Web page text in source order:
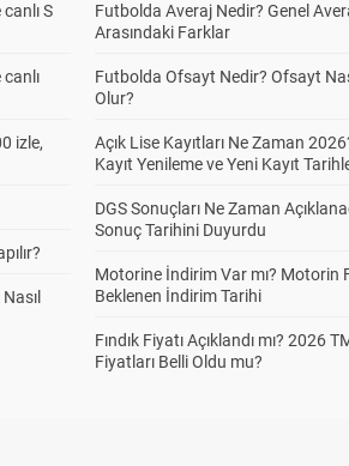
S
izle,
Futbolda Averaj Nedir? Genel
Arasındaki Farklar
Futbolda Ofsayt Nedir? Ofsayt
Olur?
Açık Lise Kayıtları Ne Zaman
Kayıt Yenileme ve Yeni Kayıt
DGS Sonuçları Ne Zaman
Sonuç Tarihini Duyurdu
Motorine İndirim Var mı? Motorin
Beklenen İndirim Tarihi
Fındık Fiyatı Açıklandı mı? 2026
Fiyatları Belli Oldu mu?